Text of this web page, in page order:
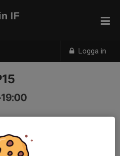
Logga in
IF
efter väder.